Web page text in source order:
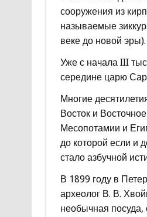
сооружения из
называемые
веке до новой
Уже с начала III
середине царю
Многие
Восток и
Месопотамии и
до которой если и
стало азбучной
В 1899 году в
археолог В. В.
необычная